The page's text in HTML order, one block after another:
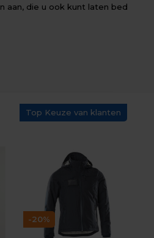
aan, die u ook kunt laten bed
-20%
Top Keuze van klanten